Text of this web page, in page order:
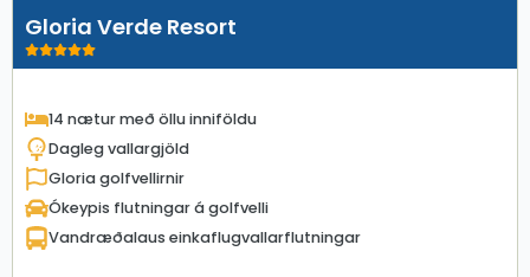
Gloria Verde Resort
14 nætur með öllu inniföldu
Dagleg vallargjöld
Gloria golfvellirnir
Ókeypis flutningar á golfvelli
Vandræðalaus einkaflugvallarflutningar